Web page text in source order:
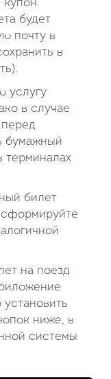
купон.
будет
почту в
в
услугу
в случае
бумажный
терминалах
билет
на поезд
ниже, в
системы